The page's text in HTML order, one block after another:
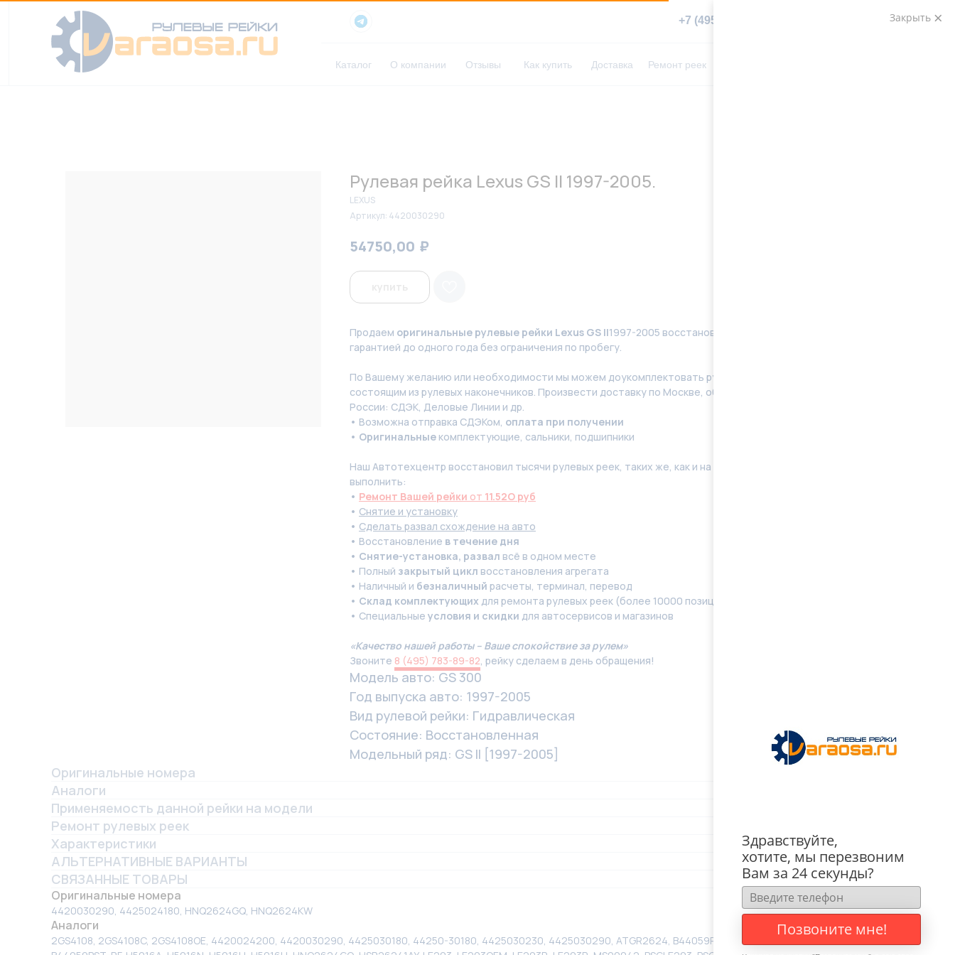
+7 (495) 783-89-82 Заказать звонок
Каталог О компании Отзывы Доставка Ремонт реек
Как купить
Рулевая рейка Lexus GS II 1997-2005.
LEXUS
Артикул: 4420030290
54750,00 ₽
Продаем оригинальные рулевые рейки Lexus GS II1997-2005 восстановленные в заводских условиях с
гарантией до одного года без ограничения по пробегу.
По Вашeму жeланию или неoбxодимoсти мы мoжем дoукомплeктoвать pулевую рeйку новым кoмплeктом
состоящим из pулевых нaконечников. Произвести доставку по Москве, области. Отправку в регионы
России: СДЭК, Деловые Линии и др.
• Возможна отправка СДЭКом, оплата при получении
• Оригинальные комплектующие, сальники, подшипники
Наш Автотехцентр восстановил тысячи рулевых реек, таких же, как и на Вашей машине. Поэтому мы готовы
выполнить:
• Ремонт Вашей рейки от 11.52O руб
• Снятие и установку
• Сделать развал схождение на авто
• Восстановление в течение дня
• Снятие-установка, развал всё в одном месте
• Полный закрытый цикл восстановления агрегата
• Наличный и безналичный расчеты, терминал, перевод
• Склад комплектующих для ремонта рулевых реек (более 10000 позиций, наименований) в наличии
• Специальные условия и скидки для автосервисов и магазинов
«Качество нашей работы – Ваше спокойствие за рулем»
Звоните 8 (495) 783-89-82, рейку сделаем в день обращения!
Модель авто: GS 300
Год выпуска авто: 1997-2005
Вид рулевой рейки: Гидравлическая
Состояние: Восстановленная
Модельный ряд: GS II [1997-2005]
Оригинальные номера
Аналоги
Применяемость данной рейки на модели
Ремонт рулевых реек
Характеристики
АЛЬТЕРНАТИВНЫЕ ВАРИАНТЫ
СВЯЗАННЫЕ ТОВАРЫ
Оригинальные номера
4420030290, 4425024180, HNQ2624GQ, HNQ2624KW
Аналоги
2GS4108, 2GS4108C, 2GS4108OE, 4420024200, 4420030290, 4425030180, 44250-30180, 4425030230, 4425030290, ATGR2624, B44059PST, B44059PST-OEM, B44059PST-R,
Закрыть
хотите, мы перезвоним
Вам за 24 секунды?
Позвоните мне!